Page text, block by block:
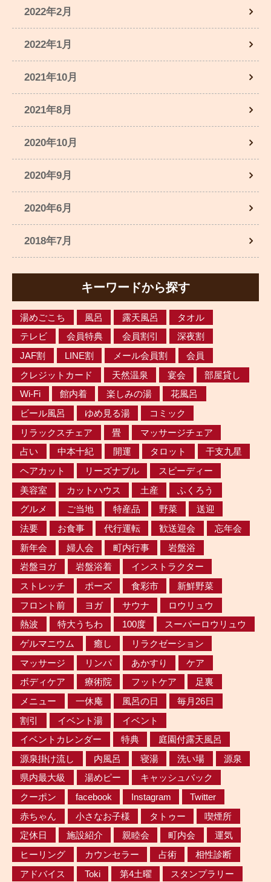
2022年2月
2022年1月
2021年10月
2021年8月
2020年10月
2020年9月
2020年6月
2018年7月
キーワードから探す
湯めごこち 風呂 露天風呂
タオル
テレビ
会員特典 会員割引
深夜割
JAF割
LINE割 メール会員割
会員
クレジットカード
天然温泉 宴会
部屋貸し
Wi-Fi
館内着 楽しみの湯
花風呂
ビール風呂
ゆめ見る湯
コミック
リラックスチェア
畳
マッサージチェア
占い
中本十紀 開運 タロット
干支九星
ヘアカット
リーズナブル
スピーディー
美容室
カットハウス 土産
ふくろう
グルメ
ご当地 特産品 野菜
送迎
法要
お食事 代行運転 歓送迎会
忘年会
新年会
婦人会 町内行事
岩盤浴
岩盤ヨガ
岩盤浴着
インストラクター
ストレッチ
ポーズ 食彩市
新鮮野菜
フロント前
ヨガ サウナ
ロウリュウ
熱波
特大うちわ 100度
スーパーロウリュウ
ゲルマニウム
癒し
リラクゼーション
マッサージ
リンパ あかすり
ケア
ボディケア
療術院 フットケア
足裏
メニュー
一休庵 風呂の日
毎月26日
割引
イベント湯
イベント
イベントカレンダー
特典
庭園付露天風呂
源泉掛け流し
内風呂 寝湯 洗い場
源泉
県内最大級
湯めピー
キャッシュバック
クーポン
facebook Instagram
Twitter
赤ちゃん
小さなお子様 タトゥー
喫煙所
定休日
施設紹介 親睦会 町内会
運気
ヒーリング
カウンセラー 占術
相性診断
アドバイス
Toki 第4土曜
スタンプラリー